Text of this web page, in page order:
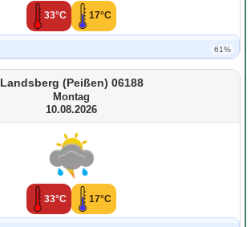
33°C 17°C
61%
Landsberg (Peißen) 06188
Montag
10.08.2026
33°C 17°C